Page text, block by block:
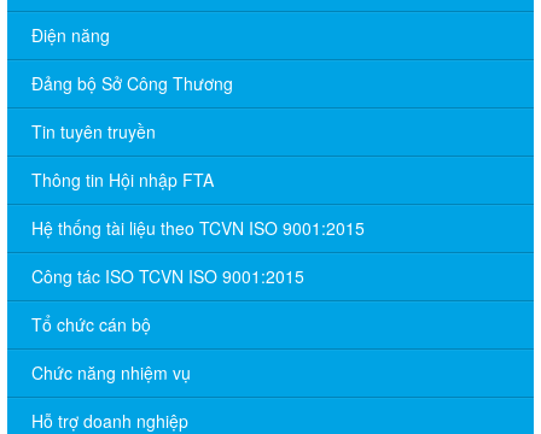
Điện năng
Đảng bộ Sở Công Thương
Tin tuyên truyền
Thông tin Hội nhập FTA
Hệ thống tài liệu theo TCVN ISO 9001:2015
Công tác ISO TCVN ISO 9001:2015
Tổ chức cán bộ
Chức năng nhiệm vụ
Hỗ trợ doanh nghiệp